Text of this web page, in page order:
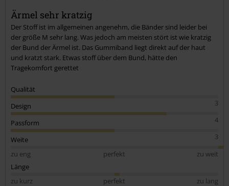
Kommentar jetzt abschicken!
Ärmel sehr kratzig
Der Stoff ist im allgemeinen angenehm, die Bänder sind leider bei
der größe M sehr lang. Was jedoch am meisten stört ist wie kratzig
der Bund der Ärmel ist. Das Gummiband liegt direkt auf der haut
und kratzt stark. Etwas stoff über dem Bund, hätte den
Tragekomfort gerettet
Qualität
3
Design
4
Passform
3
Weite
zu eng
perfekt
zu weit
Länge
zu kurz
perfekt zu lang